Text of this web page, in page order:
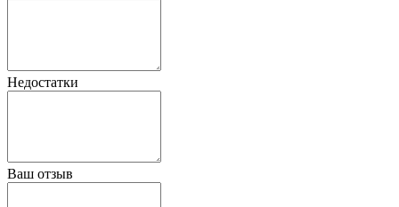
Недостатки
Ваш отзыв